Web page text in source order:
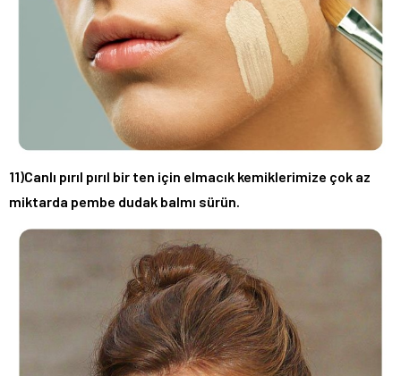
11)Canlı pırıl pırıl bir ten için elmacık kemiklerimize çok az
miktarda pembe dudak balmı sürün.